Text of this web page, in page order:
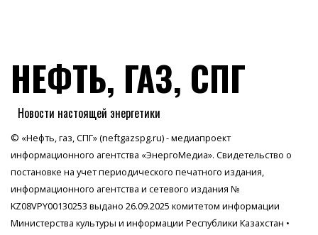
НЕФТЬ, ГАЗ, СПГ
Новости настоящей энергетики
© «Нефть, газ, СПГ» (neftgazspg.ru) - медиапроект
информационного агентства «ЭнергоМедиа». Свидетельство о
постановке на учет периодического печатного издания,
информационного агентства и сетевого издания №
KZ08VPY00130253 выдано 26.09.2025 комитетом информации
Министерства культуры и информации Республики Казахстан •